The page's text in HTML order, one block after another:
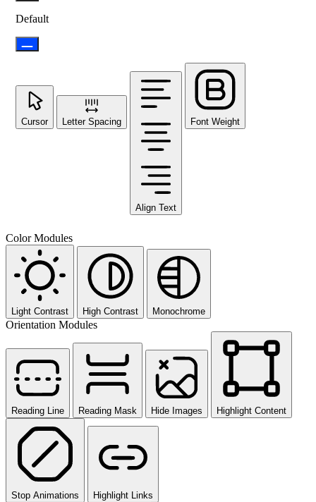
Default
Cursor Letter Spacing
Align Text
Font Weight
Color Modules
Light Contrast High Contrast Monochrome
Orientation Modules
Reading Line Reading Mask Hide Images Highlight Content
Stop Animations Highlight Links